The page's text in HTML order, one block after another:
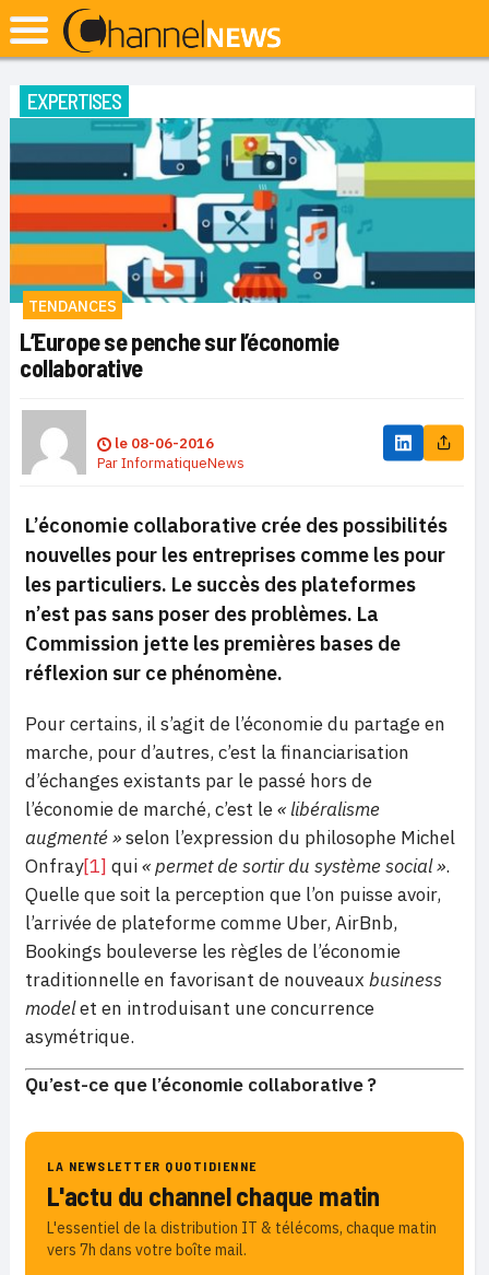
EXPERTISES
TENDANCES
L’Europe se penche sur l’économie
collaborative
le 08-06-2016
ParInformatiqueNews
L’économie collaborative crée des possibilités
nouvelles pour les entreprises comme les pour
les particuliers. Le succès des plateformes
n’est pas sans poser des problèmes. La
Commission jette les premières bases de
réflexion sur ce phénomène.
Pour certains, il s’agit de l’économie du partage en
marche, pour d’autres, c’est la financiarisation
d’échanges existants par le passé hors de
l’économie de marché, c’est le« libéralisme
augmenté »selon l’expression du philosophe Michel
Onfray[1] qui« permet de sortir du système social ».
Quelle que soit la perception que l’on puisse avoir,
l’arrivée de plateforme comme Uber, AirBnb,
Bookings bouleverse les règles de l’économie
traditionnelle en favorisant de nouveaux business
modelet en introduisant une concurrence
asymétrique.
Qu’est-ce que l’économie collaborative ?
LA NEWSLETTER QUOTIDIENNE
L'actu du channel chaque matin
L'essentiel de la distribution IT & télécoms, chaque matin
vers 7h dans votre boîte mail.